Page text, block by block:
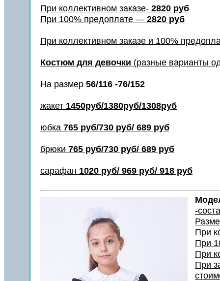
При коллективном заказе- 2820 руб
При 100% предоплате — 2820 руб
При коллективном заказе и 100%
Костюм для девочки (разные варианты
На размер 56/116 -76/152
жакет 1450руб/1380руб/1308руб
юбка 765 руб/730 руб/ 689 руб
брюки 765 руб/730 руб/ 689 руб
сарафан 1020 руб/ 969 руб/ 918 руб
-
При
При
При
При